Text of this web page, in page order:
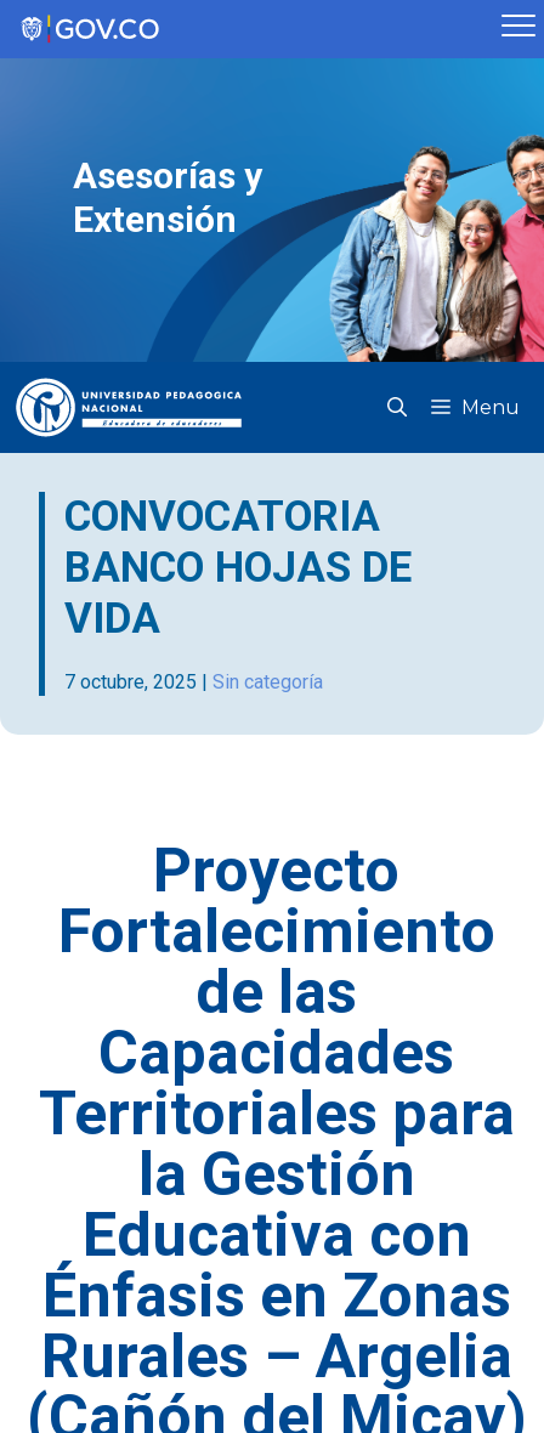
Saltar
contenido
Asesorías y
Extensión
Menu
CONVOCATORIA
BANCO HOJAS DE
VIDA
7 octubre, 2025 | Sin categoría
Proyecto
Fortalecimiento
de las
Capacidades
Territoriales para
la Gestión
Educativa con
Énfasis en Zonas
Rurales – Argelia
(Cañón del Micay)